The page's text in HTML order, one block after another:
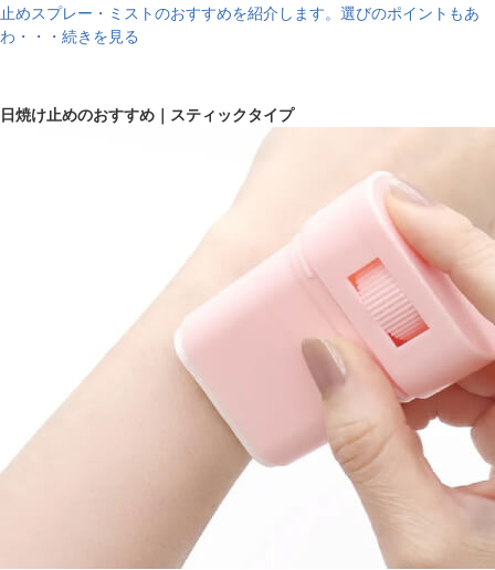
止めスプレー・ミストのおすすめを紹介します。選びのポイントもあ
わ・・・続きを見る
日焼け止めのおすすめ｜スティックタイプ